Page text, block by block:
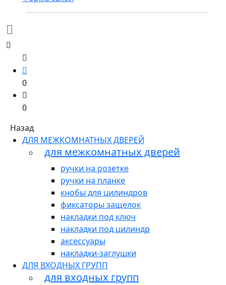
0
0
Назад
ДЛЯ МЕЖКОМНАТНЫХ ДВЕРЕЙ
для межкомнатных дверей
ручки на розетке
ручки на планке
кнобы для цилиндров
фиксаторы защелок
накладки под ключ
накладки под цилиндр
аксессуары
накладки-заглушки
ДЛЯ ВХОДНЫХ ГРУПП
для входных групп